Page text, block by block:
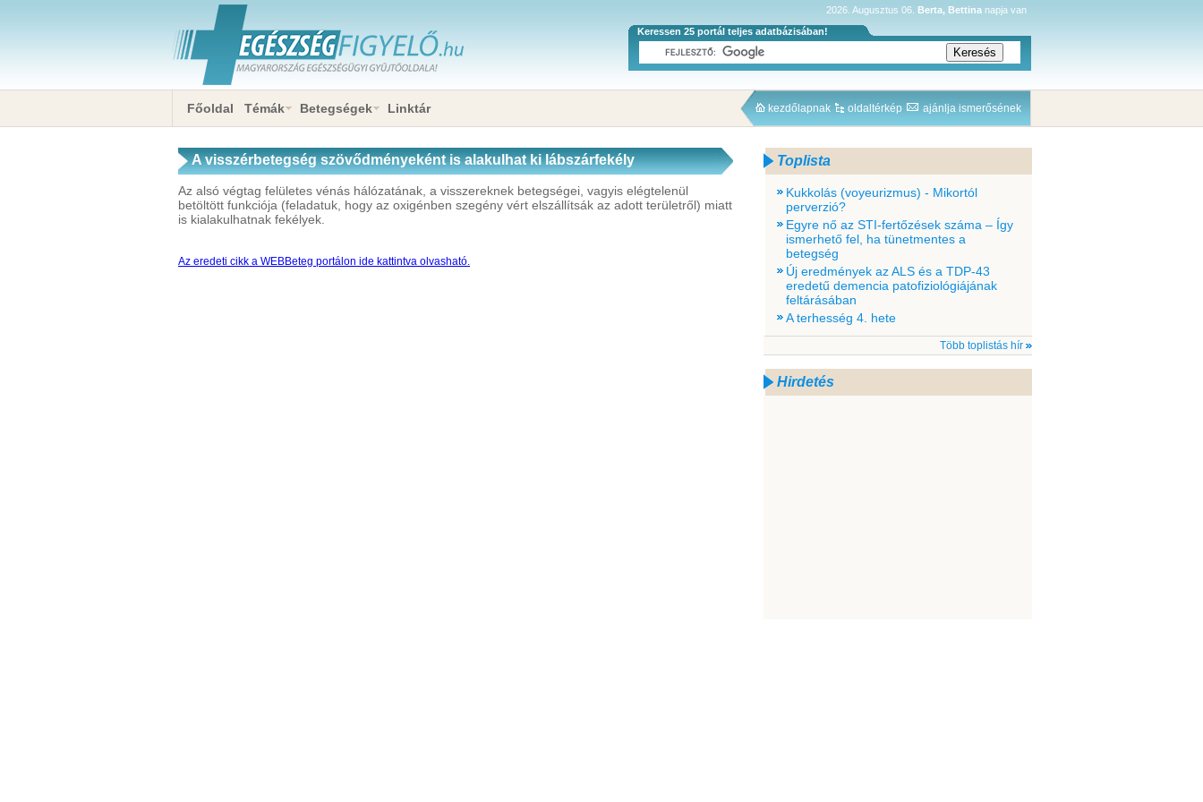
2026. Augusztus 06. Berta, Bettina napja van
Keressen 25 portál teljes adatbázisában!
Főoldal Témák Betegségek Linktár kezdőlapnak oldaltérkép ajánlja ismerősének
A visszérbetegség szövődményeként is alakulhat ki lábszárfekély
Az alsó végtag felületes vénás hálózatának, a visszereknek betegségei, vagyis elégtelenül
betöltött funkciója (feladatuk, hogy az oxigénben szegény vért elszállítsák az adott területről) miatt
is kialakulhatnak fekélyek.
Az eredeti cikk a WEBBeteg portálon ide kattintva olvasható.
Toplista
Kukkolás (voyeurizmus) - Mikortól
perverzió?
Egyre nő az STI-fertőzések száma – Így
ismerhető fel, ha tünetmentes a
betegség
Új eredmények az ALS és a TDP-43
eredetű demencia patofiziológiájának
feltárásában
A terhesség 4. hete
Több toplistás hír
Hirdetés